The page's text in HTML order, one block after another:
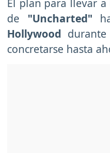
El plan para llevar
de "Uncharted"
Hollywood
concretarse hasta